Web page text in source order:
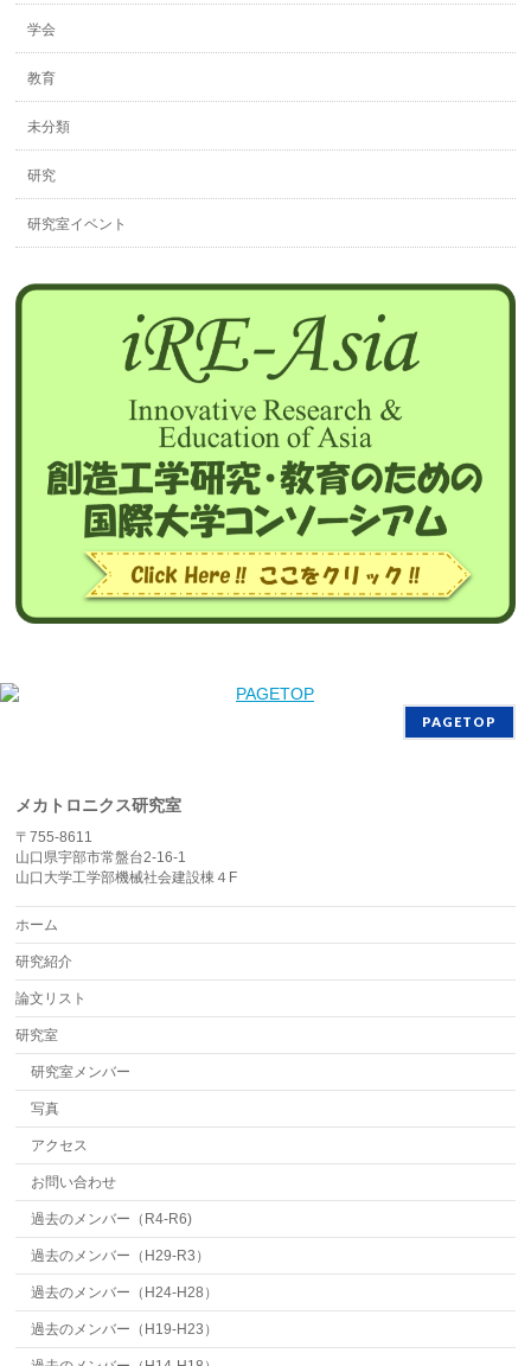
学会
教育
未分類
研究
研究室イベント
PAGETOP
メカトロニクス研究室
〒755-8611
山口県宇部市常盤台2-16-1
山口大学工学部機械社会建設棟４F
ホーム
研究紹介
論文リスト
研究室
研究室メンバー
写真
アクセス
お問い合わせ
過去のメンバー（R4-R6)
過去のメンバー（H29-R3）
過去のメンバー（H24-H28）
過去のメンバー（H19-H23）